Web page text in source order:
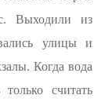
Выходили из
улицы и
Когда вода
считать